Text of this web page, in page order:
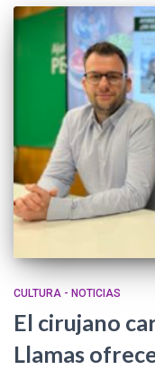
CULTURA - NOTICIAS
El cirujano
Llamas